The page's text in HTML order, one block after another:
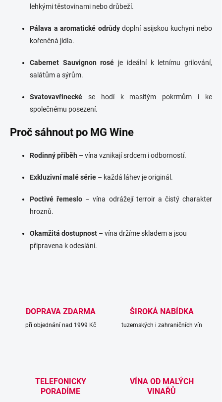
lehkými těstovinami nebo drůbeží.
Pálava a aromatické odrůdydoplní asijskou kuchyni nebo
kořeněná jídla.
Cabernet Sauvignon rosé je ideální k letnímu grilování,
salátům a sýrům.
Svatovavřinecké se hodí k masitým pokrmům i ke
společnému posezení.
Proč sáhnout po MG Wine
Rodinný příběh – vína vznikají srdcem i odborností.
Exkluzivní malé série – každá láhev je originál.
Poctivé řemeslo – vína odrážejí terroir a čistý charakter
hroznů.
Okamžitá dostupnost – vína držíme skladem a jsou
připravena k odeslání.
DOPRAVA ZDARMA
při objednání nad 1999 Kč
ŠIROKÁ NABÍDKA
tuzemských i zahraničních vín
TELEFONICKY
PORADÍME
VÍNA OD MALÝCH
VINAŘŮ